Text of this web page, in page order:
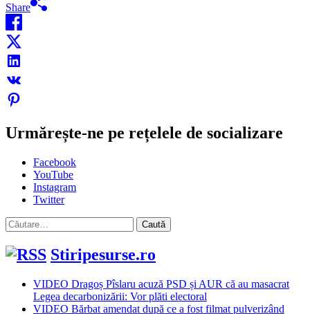
Share
Urmărește-ne pe rețelele de socializare
Facebook
YouTube
Instagram
Twitter
Caută
după:
Stiripesurse.ro
VIDEO Dragoș Pîslaru acuză PSD și AUR că au masacrat
Legea decarbonizării: Vor plăti electoral
VIDEO Bărbat amendat după ce a fost filmat pulverizând